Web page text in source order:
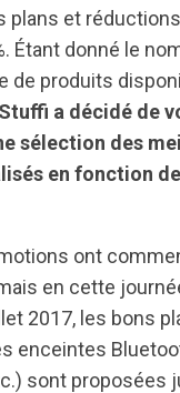
plans et
Étant donné le
de produits
a décidé de
sélection des
en fonction
ont
en cette
2017, les bons
enceintes
sont proposées